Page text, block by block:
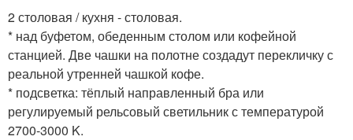
2 столовая / кухня - столовая.
* над буфетом, обеденным столом или кофейной
станцией. Две чашки на полотне создадут перекличку с
реальной утренней чашкой кофе.
* подсветка: тёплый направленный бра или
регулируемый рельсовый светильник с температурой
2700-3000 K.